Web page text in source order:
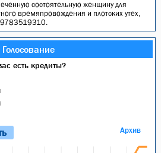
состоятельную женщину для
времяпровождения и плотских утех,
Голосование
есть кредиты?
Архив